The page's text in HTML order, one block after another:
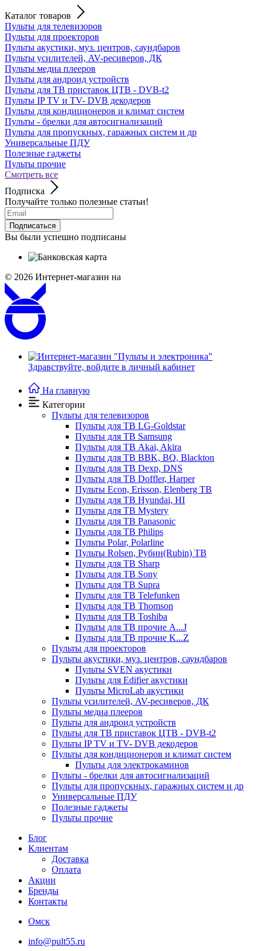
Каталог товаров
Пульты для телевизоров
Пульты для проекторов
Пульты акустики, муз. центров, саундбаров
Пульты усилителей, AV-ресиверов, ДК
Пульты медиа плееров
Пульты для андроид устройств
Пульты для ТВ приставок ЦТВ - DVB-t2
Пульты IP TV и TV- DVB декодеров
Пульты для кондиционеров и климат систем
Пульты - брелки для автосигнализаций
Пульты для пропускных, гаражных систем и др
Универсальные ПДУ
Полезные гаджеты
Пульты прочие
Смотреть все
Подписка
Получайте только полезные статьи!
Подписаться
Вы были успешно подписаны
© 2026 Интернет-магазин на
Здравствуйте, войдите в личный кабинет
На главную
Категории
Пульты для телевизоров
Пульты для ТВ LG-Goldstar
Пульты для ТВ Samsung
Пульты для ТВ Akai, Akira
Пульты для ТВ BBK, BQ, Blackton
Пульты для ТВ Dexp, DNS
Пульты для ТВ Doffler, Harper
Пульты Econ, Erisson, Elenberg ТВ
Пульты для ТВ Hyundai, HI
Пульты для ТВ Mystery
Пульты для ТВ Panasonic
Пульты для ТВ Philips
Пульты Polar, Polarline
Пульты Rolsen, Рубин(Rubin) ТВ
Пульты для ТВ Sharp
Пульты для ТВ Sony
Пульты для ТВ Supra
Пульты для ТВ Telefunken
Пульты для ТВ Thomson
Пульты для ТВ Toshiba
Пульты для ТВ прочие A...J
Пульты для ТВ прочие K...Z
Пульты для проекторов
Пульты акустики, муз. центров, саундбаров
Пульты SVEN акустики
Пульты для Edifier акустики
Пульты MicroLab акустики
Пульты усилителей, AV-ресиверов, ДК
Пульты медиа плееров
Пульты для андроид устройств
Пульты для ТВ приставок ЦТВ - DVB-t2
Пульты IP TV и TV- DVB декодеров
Пульты для кондиционеров и климат систем
Пульты для электрокаминов
Пульты - брелки для автосигнализаций
Пульты для пропускных, гаражных систем и др
Универсальные ПДУ
Полезные гаджеты
Пульты прочие
Блог
Клиентам
Доставка
Оплата
Акции
Бренды
Контакты
Омск
info@pult55.ru